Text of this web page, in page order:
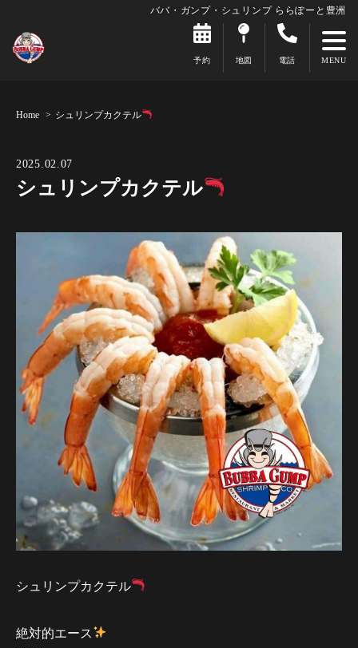
ババ・ガンプ・シュリンプ ららぽーと豊洲
予約 地図 電話
Home シュリンプカクテル
2025.02.07
シュリンプカクテル
シュリンプカクテル
絶対的エース